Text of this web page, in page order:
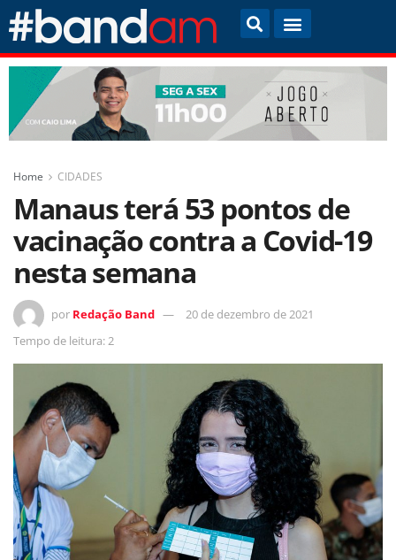
Home CIDADES
Manaus terá 53 pontos de
vacinação contra a Covid-19
nesta semana
por Redação Band
20 de dezembro de 2021
Tempo de leitura: 2